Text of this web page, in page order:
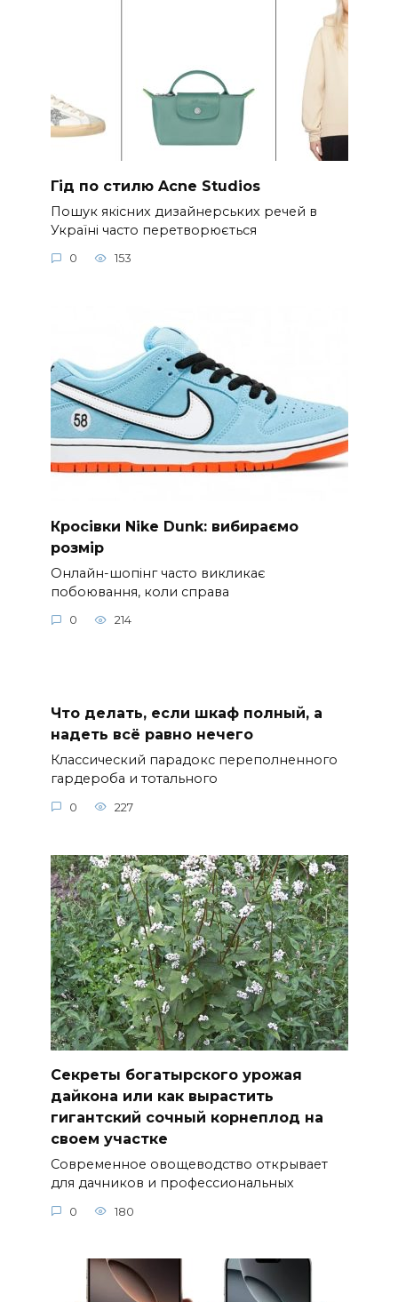
Гід по стилю Acne Studios
Пошук якісних дизайнерських речей в
Україні часто перетворюється
0 153
Кросівки Nike Dunk: вибираємо
розмір
Онлайн-шопінг часто викликає
побоювання, коли справа
0 214
Что делать, если шкаф полный, а
надеть всё равно нечего
Классический парадокс переполненного
гардероба и тотального
0 227
Секреты богатырского урожая
дайкона или как вырастить
гигантский сочный корнеплод на
своем участке
Современное овощеводство открывает
для дачников и профессиональных
0 180